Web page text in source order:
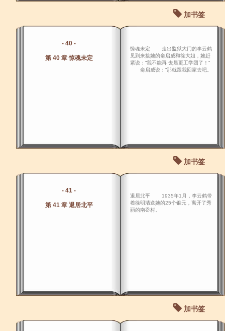
加书签
- 40 -
第 40 章 惊魂未定
惊魂未定 走出监狱大门的李云鹤
见到来接她的俞启威和徐大姐，她赶
紧说：“我不能再 去晨更工学团了！”
俞启威说：“那就跟我回家去吧。
加书签
- 41 -
第 41 章 退居北平
退居北平 1935年1月，李云鹤带
着徐明清送她的25个银元，离开了秀
丽的南岙村。
加书签